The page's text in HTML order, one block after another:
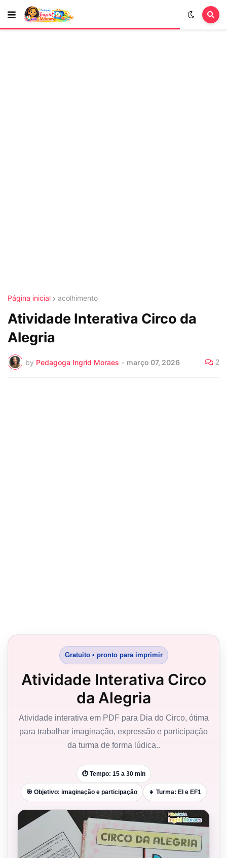
Página inicial acolhimento
Atividade Interativa Circo da
Alegria
by Pedagoga Ingrid Moraes - março 07, 2026 2
Gratuito • pronto para imprimir
Atividade Interativa Circo
da Alegria
Atividade interativa em PDF para Dia do Circo, ótima
para trabalhar imaginação, expressão e participação
da turma de forma lúdica..
⏱️ Tempo: 15 a 30 min
🎯 Objetivo: imaginação e participação 👧 Turma: EI e EF1